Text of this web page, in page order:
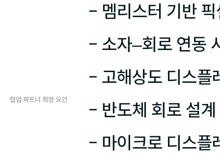
- 멤리스터 기반
- 소자–회로 연동
- 고해상도 디스플
협업 파트너 희망 요건
- 반도체 회로 설
- 마이크로 디스플